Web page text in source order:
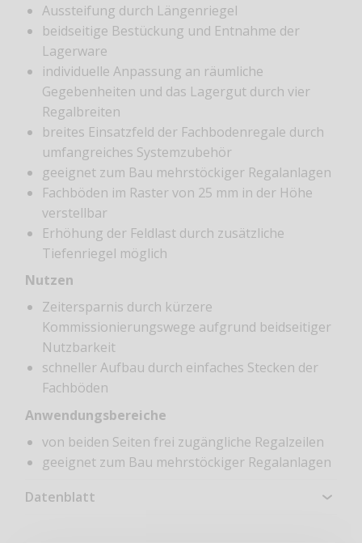
Aussteifung durch Längenriegel
beidseitige Bestückung und Entnahme der
Lagerware
individuelle Anpassung an räumliche
Gegebenheiten und das Lagergut durch vier
Regalbreiten
breites Einsatzfeld der Fachbodenregale durch
umfangreiches Systemzubehör
geeignet zum Bau mehrstöckiger Regalanlagen
Fachböden im Raster von 25 mm in der Höhe
verstellbar
Erhöhung der Feldlast durch zusätzliche
Tiefenriegel möglich
Nutzen
Zeitersparnis durch kürzere
Kommissionierungswege aufgrund beidseitiger
Nutzbarkeit
schneller Aufbau durch einfaches Stecken der
Fachböden
Anwendungsbereiche
von beiden Seiten frei zugängliche Regalzeilen
geeignet zum Bau mehrstöckiger Regalanlagen
Datenblatt